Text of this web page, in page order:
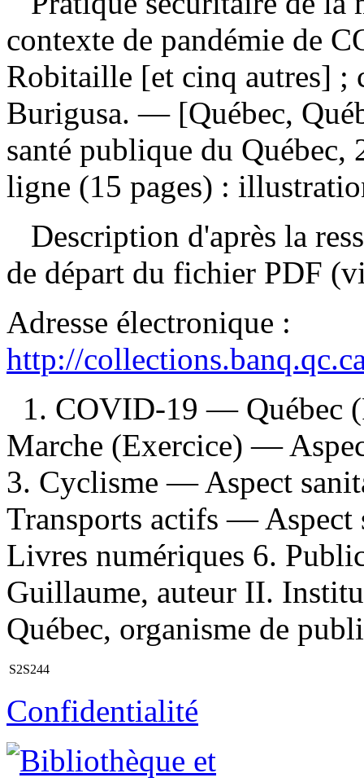
contexte de pandémie de
Robitaille [et cinq autres] ;
Burigusa. — [Québec,
santé publique du
ligne (15 pages) :
Description d'après la
de départ du fichier PDF
Adresse électronique :
http://
1. COVID-19 — Québec
Marche (Exercice) —
3. Cyclisme — Aspect
Transports actifs —
Livres numériques 6.
Guillaume, auteur II.
Québec, organisme de
S2S244
Confidentialité